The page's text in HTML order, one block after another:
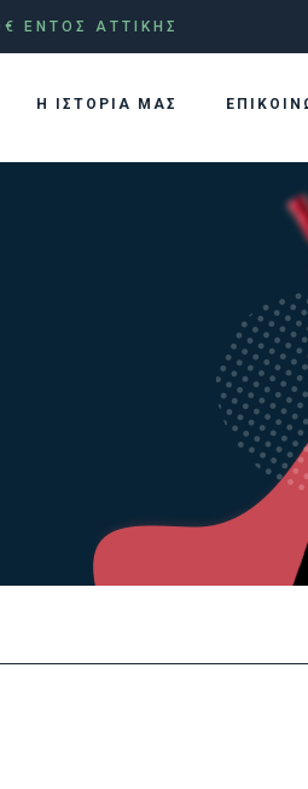
ΕΝΤΟΣ ΑΤΤΙΚΗΣ
Η ΙΣΤΟΡΙΑ ΜΑΣ